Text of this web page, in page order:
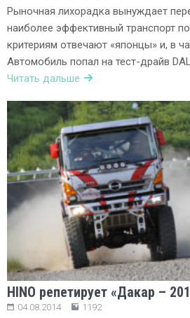
Рыночная лихорадка вынуждает
наиболее эффективный транспорт
критериям отвечают «японцы» и, в
Автомобиль попал на тест-драйв
Читать дальше
HINO репетирует «Дакар –
04.08.2014 1192